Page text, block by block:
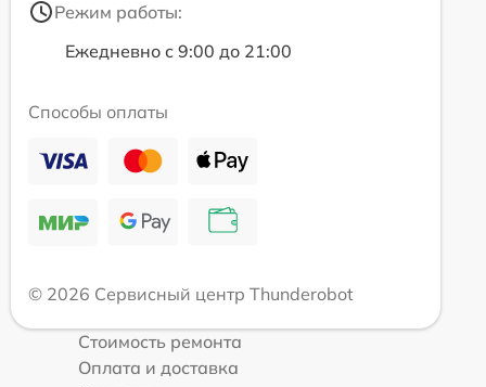
Режим работы:
Ежедневно с 9:00 до 21:00
Способы оплаты
© 2026 Сервисный центр Thunderobot
Стоимость ремонта
Оплата и доставка